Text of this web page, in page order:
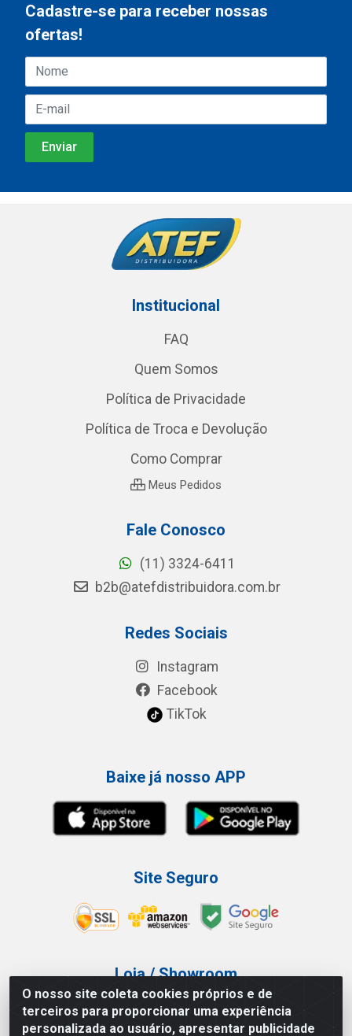
O nosso site coleta cookies próprios e de
terceiros para proporcionar uma experiência
personalizada ao usuário, apresentar publicidade
Cadastre-se para receber nossas
ofertas!
Institucional
FAQ
Quem Somos
Política de Privacidade
Política de Troca e Devolução
Como Comprar
Meus Pedidos
Fale Conosco
(11) 3324-6411
b2b@atefdistribuidora.com.br
Redes Sociais
Instagram
Facebook
TikTok
Baixe já nosso APP
Site Seguro
Loja / Showroom
Tel.: (11) 3227-0546
Av Vautier, 587/597 - Pari - São Paulo/SP